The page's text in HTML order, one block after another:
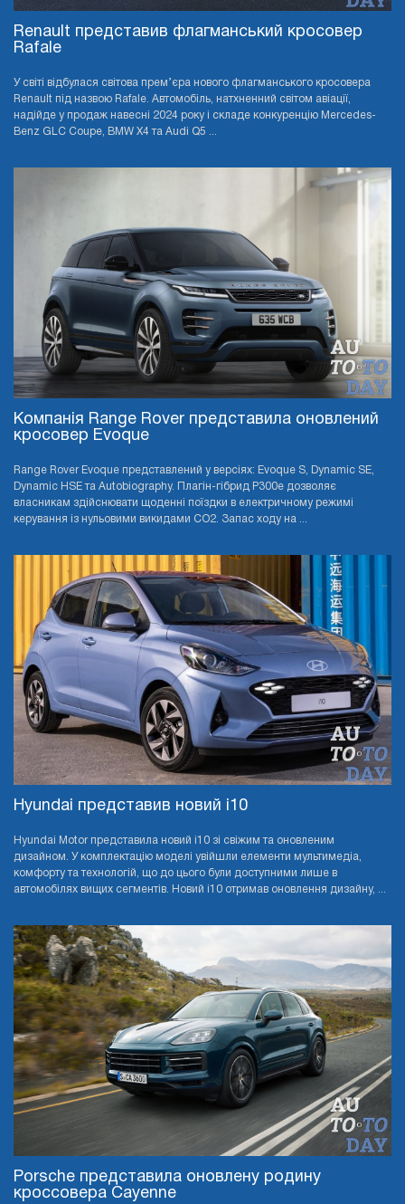
Renault представив флагманський кросовер
Rafale
У світі відбулася світова прем’єра нового флагманського кросовера
Renault під назвою Rafale. Автомобіль, натхненний світом авіації,
надійде у продаж навесні 2024 року і складе конкуренцію Mercedes-
Benz GLC Coupe, BMW X4 та Audi Q5 ...
Компанія Range Rover представила оновлений
кросовер Evoque
Range Rover Evoque представлений у версіях: Evoque S, Dynamic SE,
Dynamic HSE та Autobiography. Плагін-гібрид P300e дозволяє
власникам здійснювати щоденні поїздки в електричному режимі
керування із нульовими викидами CO2. Запас ходу на ...
Hyundai представив новий i10
Hyundai Motor представила новий i10 зі свіжим та оновленим
дизайном. У комплектацію моделі увійшли елементи мультимедіа,
комфорту та технологій, що до цього були доступними лише в
автомобілях вищих сегментів. Новий i10 отримав оновлення дизайну, ...
Porsche представила оновлену родину
кроссовера Cayenne